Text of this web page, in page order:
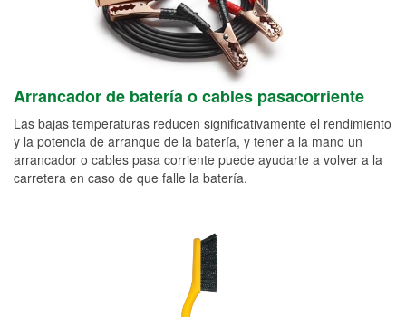
Arrancador de batería o cables pasacorriente
Las bajas temperaturas reducen significativamente el rendimiento
y la potencia de arranque de la batería, y tener a la mano un
arrancador o cables pasa corriente puede ayudarte a volver a la
carretera en caso de que falle la batería.